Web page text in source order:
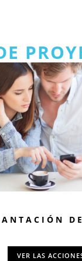
VER LAS